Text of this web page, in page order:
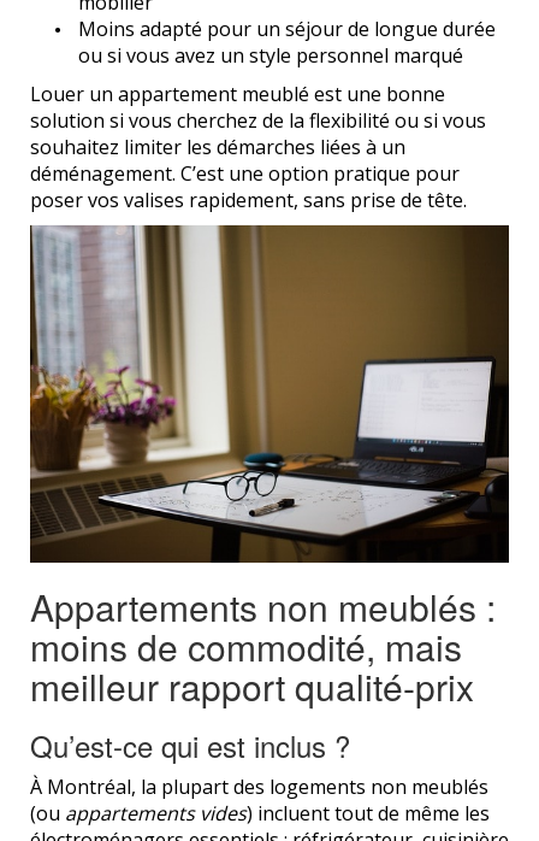
Moins adapté pour un séjour de longue durée
ou si vous avez un style personnel marqué
Louer un appartement meublé est une bonne
solution si vous cherchez de la flexibilité ou si vous
souhaitez limiter les démarches liées à un
déménagement. C’est une option pratique pour
poser vos valises rapidement, sans prise de tête.
Appartements non meublés :
moins de commodité, mais
meilleur rapport qualité-prix
Qu’est-ce qui est inclus ?
À Montréal, la plupart des logements non meublés
(ou appartements vides) incluent tout de même les